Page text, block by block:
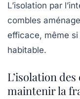
L’isolation par
combles
efficace, même si
habitable.
L’isolation
maintenir la